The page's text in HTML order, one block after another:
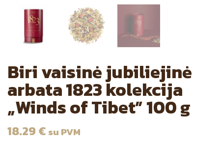
Biri vaisinė jubiliejinė
arbata 1823 kolekcija
„Winds of Tibet” 100 g
18.29 € su PVM